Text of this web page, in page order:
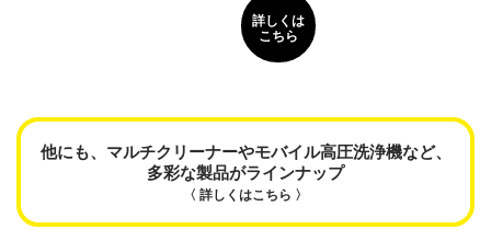
詳しくは
こちら
他にも、マルチクリーナーやモバイル高圧洗浄機など、
多彩な製品がラインナップ
〈 詳しくはこちら 〉